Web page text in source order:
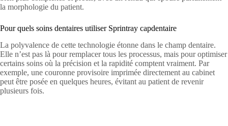
la morphologie du patient.
Pour quels soins dentaires utiliser Sprintray capdentaire
La polyvalence de cette technologie étonne dans le champ dentaire.
Elle n’est pas là pour remplacer tous les processus, mais pour optimiser
certains soins où la précision et la rapidité comptent vraiment. Par
exemple, une couronne provisoire imprimée directement au cabinet
peut être posée en quelques heures, évitant au patient de revenir
plusieurs fois.